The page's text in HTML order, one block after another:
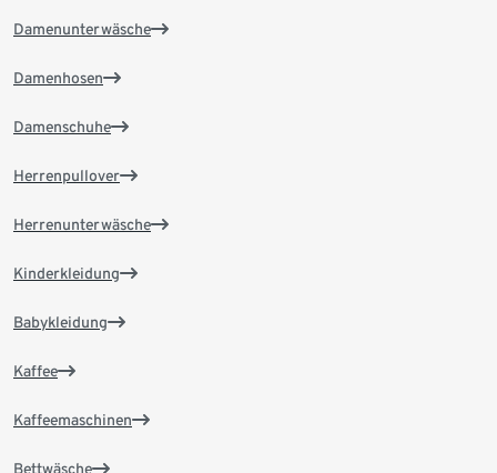
Damenunterwäsche
Damenhosen
Damenschuhe
Herrenpullover
Herrenunterwäsche
Kinderkleidung
Babykleidung
Kaffee
Kaffeemaschinen
Bettwäsche